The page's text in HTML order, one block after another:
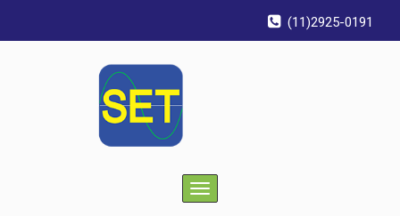
(11)2925-0191
Toggle
navigation